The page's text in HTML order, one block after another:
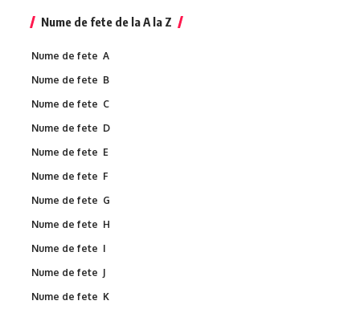
Nume de fete de la A la Z
Nume de fete A
Nume de fete B
Nume de fete C
Nume de fete D
Nume de fete E
Nume de fete F
Nume de fete G
Nume de fete H
Nume de fete I
Nume de fete J
Nume de fete K